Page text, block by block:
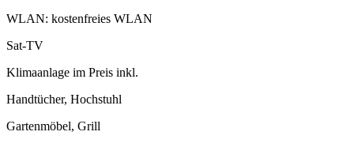
WLAN: kostenfreies WLAN
Sat-TV
Klimaanlage im Preis inkl.
Handtücher, Hochstuhl
Gartenmöbel, Grill